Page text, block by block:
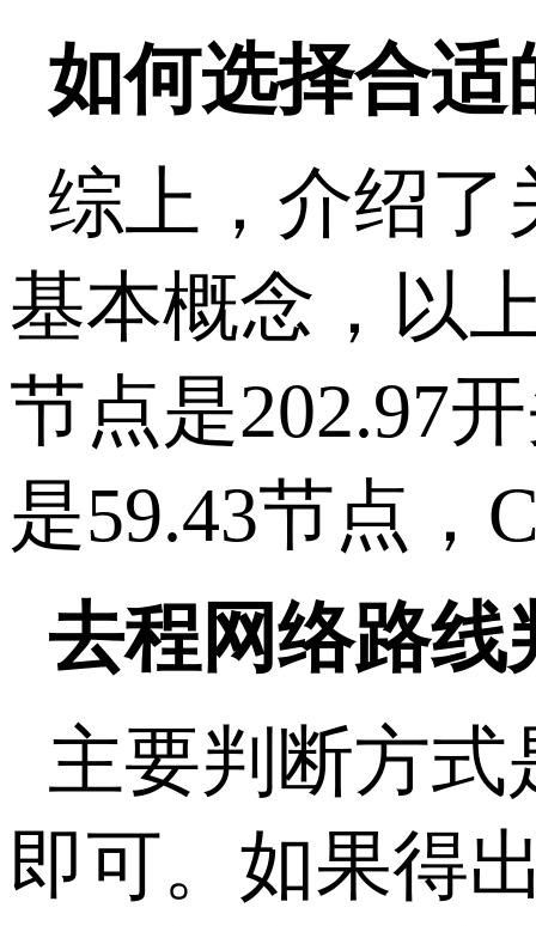
如何选择合适
综上，介绍了
基本概念，以
节点是202.97
是59.43节点，
去程网络路线
主要判断方式
即可。如果得